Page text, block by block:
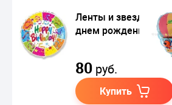
Ленты и звезды С
днем рождения
80 руб.
Купить